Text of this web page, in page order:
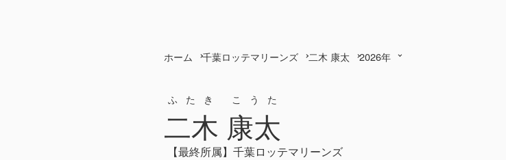
ホーム 千葉ロッテマリーンズ 二木 康太 2026年
二木 康太
ふたき こうた
【最終所属】千葉ロッテマリーンズ